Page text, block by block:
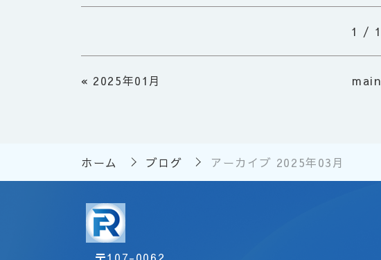
1 / 1
« 2025年01月 main
ホーム ブログ アーカイブ 2025年03月
〒107-0062